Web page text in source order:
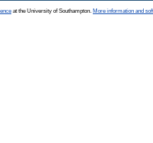
at the University of Southampton. More information and